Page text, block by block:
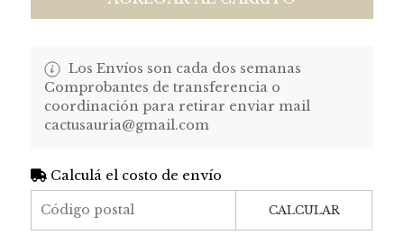
Los Envíos son cada dos semanas
Comprobantes de transferencia o
coordinación para retirar enviar mail
cactusauria@gmail.com
Calculá el costo de envío
CALCULAR